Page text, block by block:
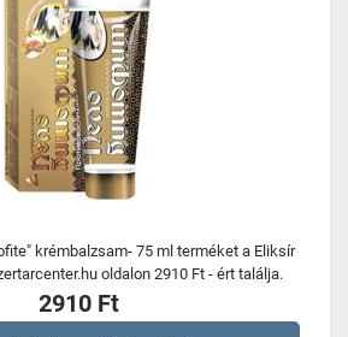
krémbalzsam- 75 ml terméket a Eliksír
oldalon 2910 Ft - ért találja.
2910 Ft